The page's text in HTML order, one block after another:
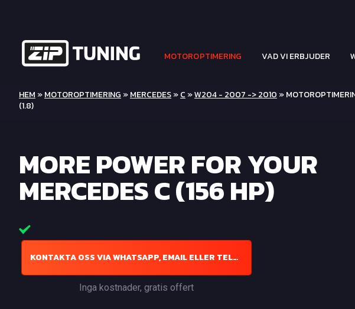
MOTOROPTIMERING VAD VI ERBJUDER
HEM »MOTOROPTIMERING »MERCEDES»C »W204 - 2007 -> 2010 »
(1.8)
MORE POWER FOR YOUR
MERCEDES C (156 HP)
KONTAKTA OSS VIA WHATSAPP, EMAIL ELLER TELEFON
Inga kostnader, gratis offert